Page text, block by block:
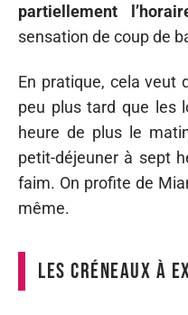
partiellement
sensation de coup de
En pratique, cela veut
peu plus tard que les
heure de plus le
petit-déjeuner à sept
faim. On profite de
même.
Les créneaux à